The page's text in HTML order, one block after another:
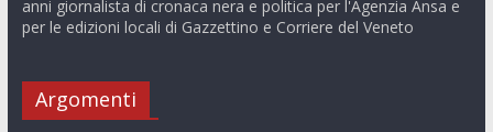
anni giornalista di cronaca nera e politica per l'Agenzia Ansa e
per le edizioni locali di Gazzettino e Corriere del Veneto
Argomenti